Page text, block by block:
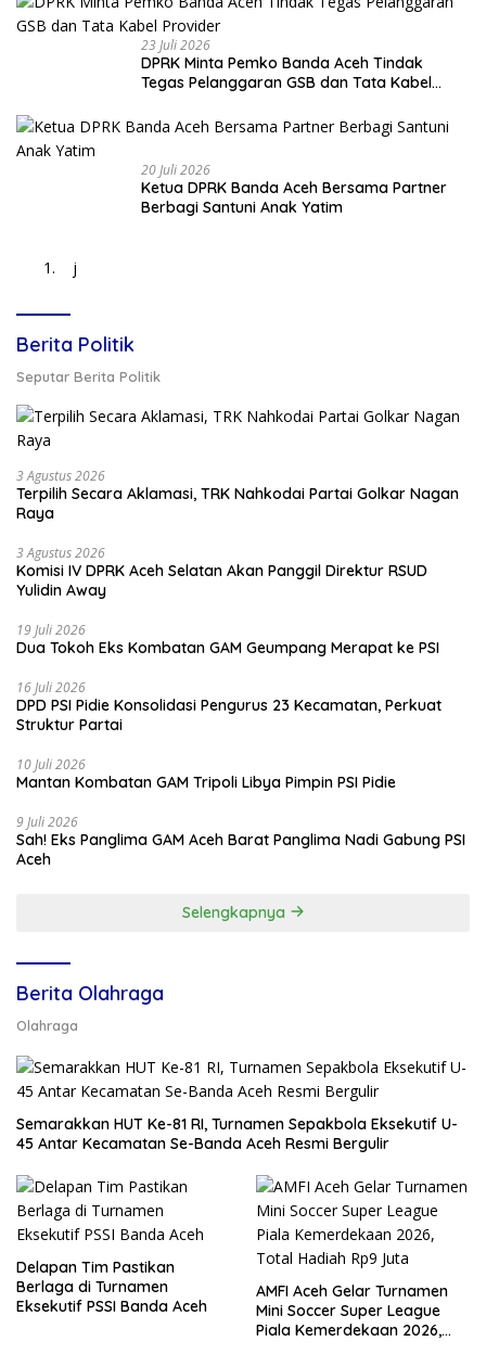
23 Juli 2026
DPRK Minta Pemko Banda Aceh Tindak
Tegas Pelanggaran GSB dan Tata Kabel
20 Juli 2026
Ketua DPRK Banda Aceh Bersama Partner
Berbagi Santuni Anak Yatim
j
Berita Politik
Seputar Berita Politik
3 Agustus 2026
Terpilih Secara Aklamasi, TRK Nahkodai Partai Golkar Nagan
Raya
3 Agustus 2026
Komisi IV DPRK Aceh Selatan Akan Panggil Direktur RSUD
Yulidin Away
19 Juli 2026
Dua Tokoh Eks Kombatan GAM Geumpang Merapat ke PSI
16 Juli 2026
DPD PSI Pidie Konsolidasi Pengurus 23 Kecamatan, Perkuat
Struktur Partai
10 Juli 2026
Mantan Kombatan GAM Tripoli Libya Pimpin PSI Pidie
9 Juli 2026
Sah! Eks Panglima GAM Aceh Barat Panglima Nadi Gabung PSI
Aceh
Selengkapnya
Berita Olahraga
Olahraga
Semarakkan HUT Ke-81 RI, Turnamen Sepakbola Eksekutif U-
45 Antar Kecamatan Se-Banda Aceh Resmi Bergulir
Delapan Tim Pastikan
Berlaga di Turnamen
Eksekutif PSSI Banda Aceh
AMFI Aceh Gelar Turnamen
Mini Soccer Super League
Piala Kemerdekaan 2026,